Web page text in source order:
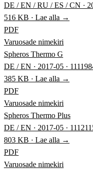
DE / EN / RU / ES / CN ·
516 KB · Lae alla →
PDF
Varuosade nimekiri
Spheros Thermo G
DE / EN · 2017-05 ·
385 KB · Lae alla →
PDF
Varuosade nimekiri
Spheros Thermo Plus
DE / EN · 2017-05 ·
803 KB · Lae alla →
PDF
Varuosade nimekiri